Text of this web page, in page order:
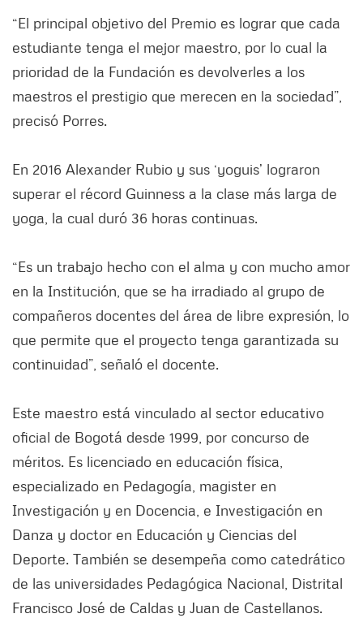
“El principal objetivo del Premio es lograr que cada
estudiante tenga el mejor maestro, por lo cual la
prioridad de la Fundación es devolverles a los
maestros el prestigio que merecen en la sociedad”,
precisó Porres.
En 2016 Alexander Rubio y sus ‘yoguis’ lograron
superar el récord Guinness a la clase más larga de
yoga, la cual duró 36 horas continuas.
“Es un trabajo hecho con el alma y con mucho amor
en la Institución, que se ha irradiado al grupo de
compañeros docentes del área de libre expresión, lo
que permite que el proyecto tenga garantizada su
continuidad”, señaló el docente.
Este maestro está vinculado al sector educativo
oficial de Bogotá desde 1999, por concurso de
méritos. Es licenciado en educación física,
especializado en Pedagogía, magister en
Investigación y en Docencia, e Investigación en
Danza y doctor en Educación y Ciencias del
Deporte. También se desempeña como catedrático
de las universidades Pedagógica Nacional, Distrital
Francisco José de Caldas y Juan de Castellanos.